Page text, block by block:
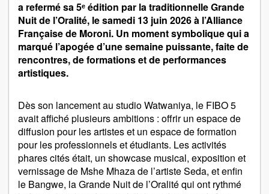
a refermé sa 5ᵉ édition par la traditionnelle Grande
Nuit de l’Oralité, le samedi 13 juin 2026 à l’Alliance
Française de Moroni. Un moment symbolique qui a
marqué l’apogée d’une semaine puissante, faite de
rencontres, de formations et de performances
artistiques.
Dès son lancement au studio Watwaniya, le FIBO 5
avait affiché plusieurs ambitions : offrir un espace de
diffusion pour les artistes et un espace de formation
pour les professionnels et étudiants. Les activités
phares cités était, un showcase musical, exposition et
vernissage de Mshe Mhaza de l’artiste Seda, et enfin
le Bangwe, la Grande Nuit de l’Oralité qui ont rythmé